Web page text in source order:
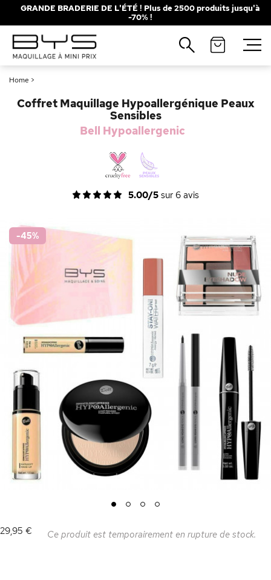
GRANDE BRADERIE DE L'ÉTÉ ! Plus de 2500 produits jusqu'à
-70% !
Home >
Coffret Maquillage Hypoallergénique Peaux
Sensibles
Bell Hypoallergenic
5.00/5 sur 6 avis
-45%
1 2 3
4
29,95 €
Ce produit est temporairement en rupture de stock.
Fermer
Recherches populaires
Solaire
Brumes
Blush
Rouge à Lèvres